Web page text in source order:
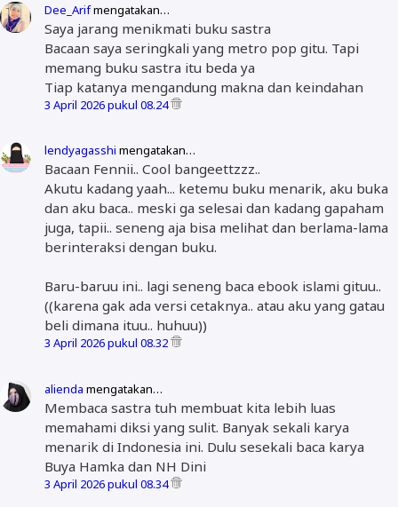
Dee_Arifmengatakan…
Saya jarang menikmati buku sastra
Bacaan saya seringkali yang metro pop gitu. Tapi
memang buku sastra itu beda ya
Tiap katanya mengandung makna dan keindahan
3 April 2026 pukul 08.24
lendyagasshi mengatakan…
Bacaan Fennii.. Cool bangeettzzz..
Akutu kadang yaah... ketemu buku menarik, aku buka
dan aku baca.. meski ga selesai dan kadang gapaham
juga, tapii.. seneng aja bisa melihat dan berlama-lama
berinteraksi dengan buku.
Baru-baruu ini.. lagi seneng baca ebook islami gituu..
((karena gak ada versi cetaknya.. atau aku yang gatau
beli dimana ituu.. huhuu))
3 April 2026 pukul 08.32
alienda mengatakan…
Membaca sastra tuh membuat kita lebih luas
memahami diksi yang sulit. Banyak sekali karya
menarik di Indonesia ini. Dulu sesekali baca karya
Buya Hamka dan NH Dini
3 April 2026 pukul 08.34